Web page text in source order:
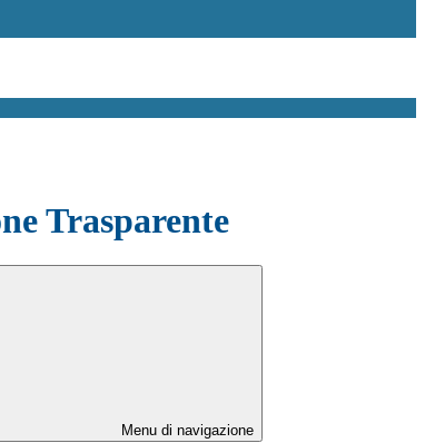
Trasparente
Menu di navigazione